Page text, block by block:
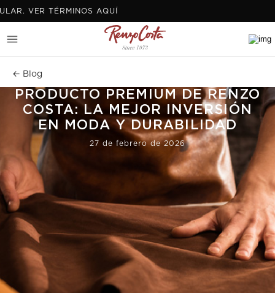
VER TÉRMINOS AQUÍ
← Blog
PRODUCTO PREMIUM DE RENZO
COSTA: LA MEJOR INVERSIÓN
EN MODA Y DURABILIDAD
27 de febrero de 2026